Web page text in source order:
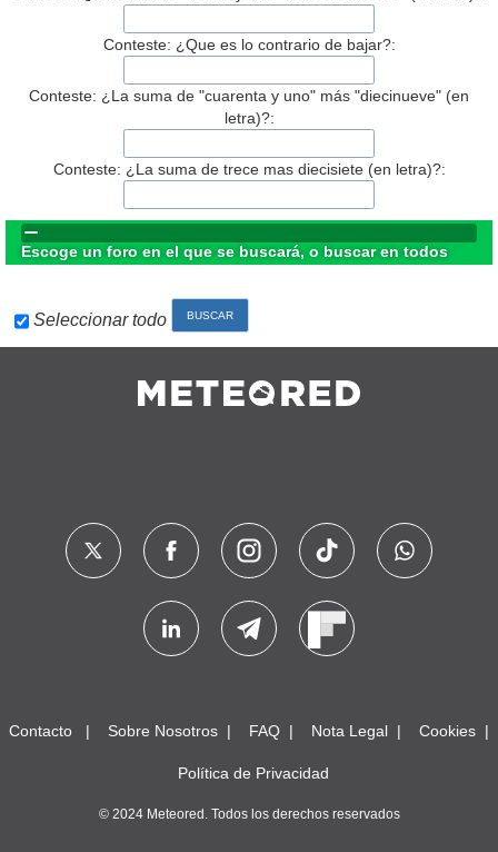
Conteste: ¿Que es lo contrario de bajar?:
Conteste: ¿La suma de "cuarenta y uno" más "diecinueve" (en
letra)?:
Conteste: ¿La suma de trece mas diecisiete (en letra)?:
Escoge un foro en el que se buscará, o buscar en todos
Seleccionar todo
Contacto Sobre Nosotros FAQ Nota Legal Cookies
Política de Privacidad
© 2024 Meteored. Todos los derechos reservados